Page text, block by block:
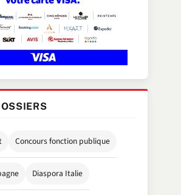
Concours fonction publique
Diaspora Italie